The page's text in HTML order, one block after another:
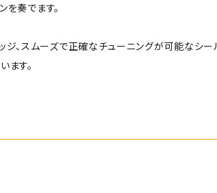
奏でます。
、スムーズで正確なチューニングが可能なシー
ます。